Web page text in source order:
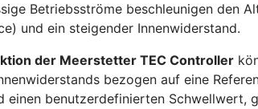
Betriebsströme beschleunigen den
und ein steigender Innenwiderstand.
der Meerstetter TEC Controller
bezogen auf eine
einen benutzerdefinierten